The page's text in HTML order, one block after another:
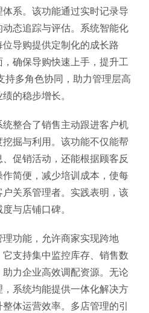
系。该功能通过实时记录导
态追踪与评估。系统智能化
导购提供定制化的成长路
确保导购快速上手，提升工
持多角色协同，助力管理层高
的稳步增长。
整合了销售主动跟进客户机
掘与利用。该功能不仅能帮
促销活动，还能根据顾客反
简便，减少培训成本，使每
关系管理者。实践表明，该
与店铺口碑。
功能，允许商家实现跨地
支持集中监控库存、销售数
力企业高效调配资源。无论
系统均能提供一体化解决方
体运营效率。多店管理的引